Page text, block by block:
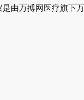
由万搏网医疗旗下